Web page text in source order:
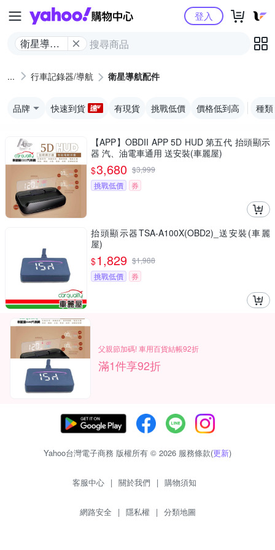
Yahoo購物中心
衛星導航
登入
行車記錄器/導航 衛星導航配件
品牌 快速到貨 有現貨 挑戰低價 價格低到高 種類
【APP】OBDII APP 5D HUD 第五代 抬頭顯示
器 汽、油電車通用 送安裝(車麗屋)
$3,680 $3,999
挑戰低價
券
抬頭顯示器TSA-A100X(OBD2)_送安裝(車麗
屋)
$1,829 $1,988
挑戰低價
券
父親節加碼! 車用百貨結帳92折
滿1件享92折
Yahoo台灣電子商務 版權所有 © 2026 服務條款(更新)
客服中心 | 關於我們 | 購物須知
網路安全 | 隱私權 | 分類地圖